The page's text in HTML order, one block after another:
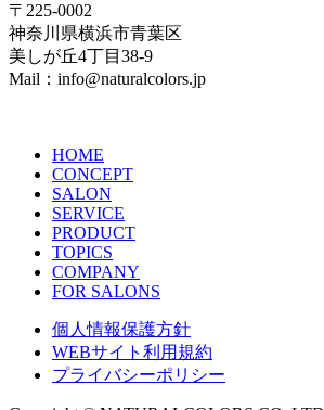
〒225-0002
神奈川県横浜市青葉区
美しが丘4丁目38-9
Mail：info@naturalcolors.jp
HOME
CONCEPT
SALON
SERVICE
PRODUCT
TOPICS
COMPANY
FOR SALONS
個人情報保護方針
WEBサイト利用規約
プライバシーポリシー